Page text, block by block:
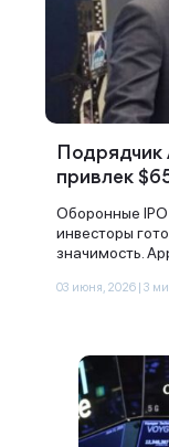
Подрядчик
привлек
Оборонные
инвесторы
значимость.
03 июня, 2026 | 3